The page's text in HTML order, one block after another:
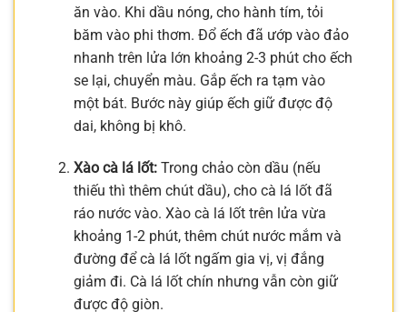
ăn vào. Khi dầu nóng, cho hành tím, tỏi
băm vào phi thơm. Đổ ếch đã ướp vào đảo
nhanh trên lửa lớn khoảng 2-3 phút cho ếch
se lại, chuyển màu. Gắp ếch ra tạm vào
một bát. Bước này giúp ếch giữ được độ
dai, không bị khô.
Xào cà lá lốt:Trong chảo còn dầu (nếu
thiếu thì thêm chút dầu), cho cà lá lốt đã
ráo nước vào. Xào cà lá lốt trên lửa vừa
khoảng 1-2 phút, thêm chút nước mắm và
đường để cà lá lốt ngấm gia vị, vị đắng
giảm đi. Cà lá lốt chín nhưng vẫn còn giữ
được độ giòn.